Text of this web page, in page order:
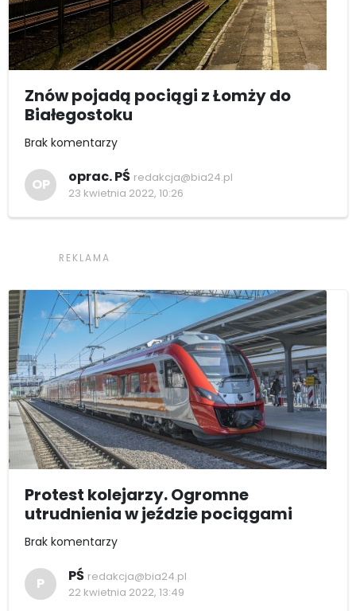
Znów pojadą pociągi z Łomży do
Białegostoku
Brak komentarzy
OP oprac. PŚ redakcja@bia24.pl
23 kwietnia 2022, 10:26
Protest kolejarzy. Ogromne
utrudnienia w jeździe pociągami
Brak komentarzy
P PŚ redakcja@bia24.pl
22 kwietnia 2022, 13:49